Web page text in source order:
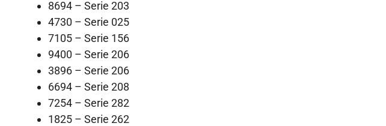
8694 – Serie 203
4730 – Serie 025
7105 – Serie 156
9400 – Serie 206
3896 – Serie 206
6694 – Serie 208
7254 – Serie 282
1825 – Serie 262